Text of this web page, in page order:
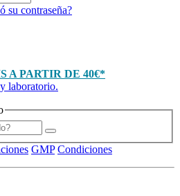
su contraseña?
A PARTIR DE 40€*
laboratorio.
GMP Condiciones